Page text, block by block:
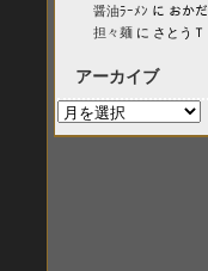
醤油ﾗｰﾒﾝ に おかだ
担々麺 に さとうＴ
アーカイブ
ア
ー